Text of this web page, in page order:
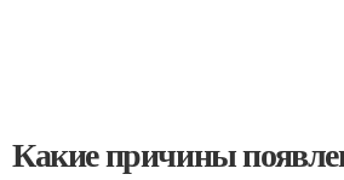
Какие причины